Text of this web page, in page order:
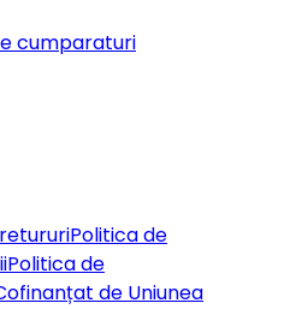
cumparaturi
Politica de
Politica de
de Uniunea